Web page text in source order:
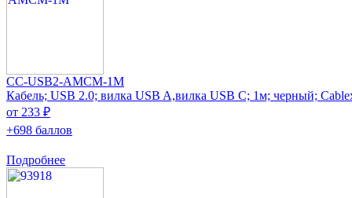
CC-USB2-AMCM-1M
Кабель; USB 2.0; вилка USB A,вилка USB C; 1м; черный;
от 233 ₽
+698 баллов
Подробнее